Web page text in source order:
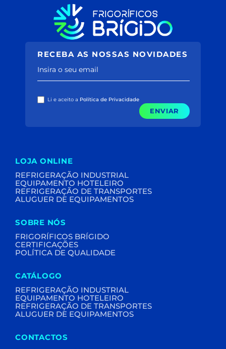
RECEBA AS NOSSAS NOVIDADES
Insira o seu email
Li e aceito a Política de Privacidade
ENVIAR
LOJA ONLINE
REFRIGERAÇÃO INDUSTRIAL
EQUIPAMENTO HOTELEIRO
REFRIGERAÇÃO DE TRANSPORTES
ALUGUER DE EQUIPAMENTOS
SOBRE NÓS
FRIGORÍFICOS BRÍGIDO
CERTIFICAÇÕES
POLÍTICA DE QUALIDADE
CATÁLOGO
REFRIGERAÇÃO INDUSTRIAL
EQUIPAMENTO HOTELEIRO
REFRIGERAÇÃO DE TRANSPORTES
ALUGUER DE EQUIPAMENTOS
CONTACTOS